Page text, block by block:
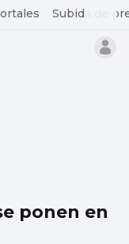
Subida de
ponen en